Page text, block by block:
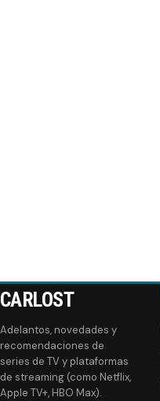
CARLOST
Adelantos, novedades y
recomendaciones de
series de TV y plataformas
de streaming (como Netflix,
Apple TV+, HBO Max).